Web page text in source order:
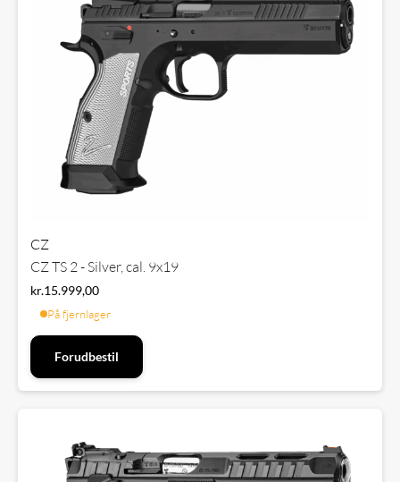
CZ
CZ TS 2 - Silver, cal. 9x19
kr.15.999,00
På fjernlager
Forudbestil